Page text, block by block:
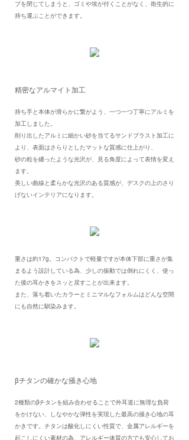
プを閉じてしまうと、ゴミや埃が付くことがなく、衛生的に
持ち運ぶことができます。
精密なアルマイト加工
持ち手と本体が滑らかに繋がよう、一つ一つ丁寧にアルミを
加工しました。
削り出したアルミに細かい砂を当てるサンドブラスト加工に
より、表面はさらりとしたマットな質感に仕上がり、
砂の粒を纏ったような光沢が、見る角度によって表情を変え
ます。
美しい曲線と柔らかな光沢のある質感が、デスクの上のさり
げないインテリアになります。
重さは約17g。コンパクトで軽量ですが本体下部に重さが集
まるよう設計している為、少しの振動では倒れにくく、使っ
た後の耳かきをスッと戻すことが出来ます。
また、落ち着いたカラーとミニマルなフォルムはどんな空間
にも自然に馴染みます。
βチタンの確かな掻き心地
2種類のβチタンを組み合わせることで外耳道に無理な負荷
をかけない、しなやかな弾性を実現した最高の掻き心地の耳
かきです。チタンは酸化しにくい性質で、金属アレルギーを
起こしにくい素材の為、アレルギー体質の方でも安心してお